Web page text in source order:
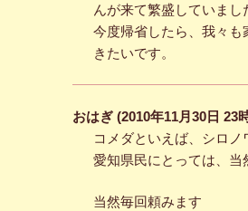
んが来て繁盛していまし
今度帰省したら、我々も
きたいです。
おはぎ (2010年11月30日 23
コメダといえば、シロノ
愛知県民にとっては、当
当然毎回頼みます